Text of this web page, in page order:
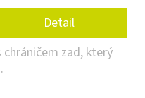
Detail
zad, který